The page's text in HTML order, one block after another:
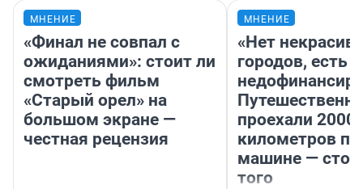
МНЕНИЕ
«Финал не совпал с
ожиданиями»: стоит ли
смотреть фильм
«Старый орел» на
большом экране —
честная рецензия
МНЕНИЕ
«Нет
городов, есть
проехали 2000
километров по
машине —
того